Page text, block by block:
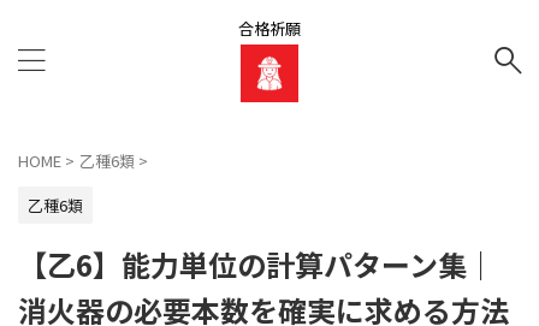
合格祈願
HOME > 乙種6類 >
乙種6類
【乙6】能力単位の計算パターン集｜
消火器の必要本数を確実に求める方法